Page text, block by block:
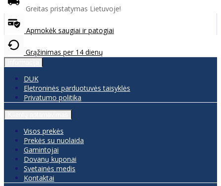
Greitas pristatymas Lietuvoje!
Apmokėk saugiai ir patogiai
Grąžinimas per 14 dienų
DUK
Eletroninės parduotuvės taisyklės
Privatumo politika
Visos prekės
Prekės su nuolaida
Gamintojai
Dovanų kuponai
Svetainės medis
Kontaktai